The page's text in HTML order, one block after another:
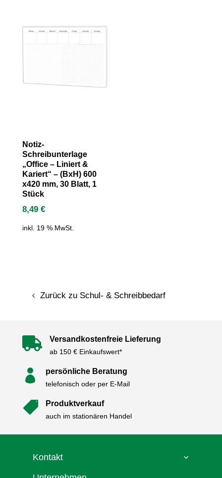
Notiz-
Schreibunterlage
„Office – Liniert &
Kariert“ – (BxH) 600
x420 mm, 30 Blatt, 1
Stück
8,49 €
inkl. 19 % MwSt.
Zurück zu Schul- & Schreibbedarf
 Versandkostenfreie Lieferung
ab 150 € Einkaufswert*
 persönliche Beratung
telefonisch oder per E-Mail
 Produktverkauf
auch im stationären Handel
Kontakt